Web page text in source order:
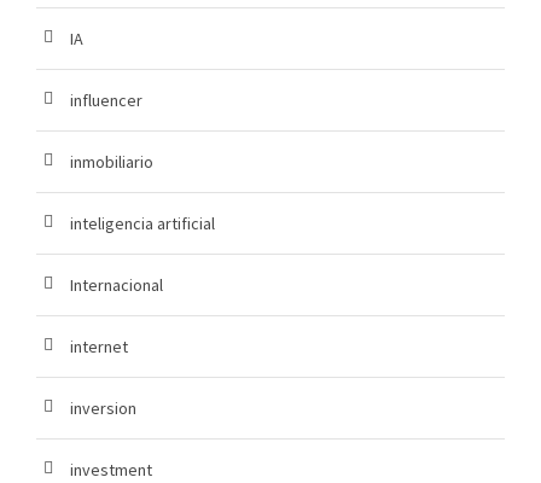
IA
influencer
inmobiliario
inteligencia artificial
Internacional
internet
inversion
investment